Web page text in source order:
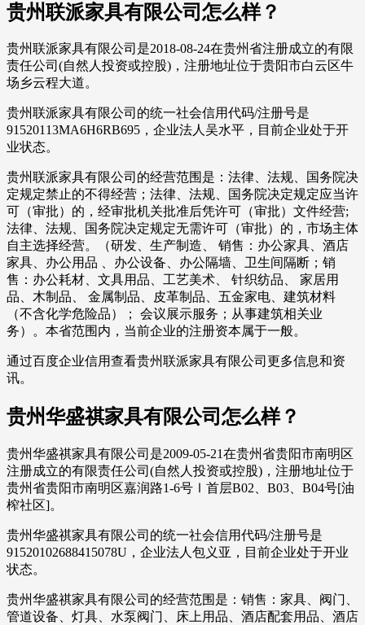
贵州联派家具有限公司怎么样？
贵州联派家具有限公司是2018-08-24在贵州省注册成立的有限
责任公司(自然人投资或控股)，注册地址位于贵阳市白云区牛
场乡云程大道。
贵州联派家具有限公司的统一社会信用代码/注册号是
91520113MA6H6RB695，企业法人吴水平，目前企业处于开
业状态。
贵州联派家具有限公司的经营范围是：法律、法规、国务院决
定规定禁止的不得经营；法律、法规、国务院决定规定应当许
可（审批）的，经审批机关批准后凭许可（审批）文件经营;
法律、法规、国务院决定规定无需许可（审批）的，市场主体
自主选择经营。（研发、生产制造、 销售：办公家具、酒店
家具、办公用品 、办公设备、办公隔墙、卫生间隔断；销
售：办公耗材、文具用品、工艺美术、 针织纺品、 家居用
品、木制品、 金属制品、皮革制品、五金家电、建筑材料
（不含化学危险品）； 会议展示服务；从事建筑相关业
务）。本省范围内，当前企业的注册资本属于一般。
通过百度企业信用查看贵州联派家具有限公司更多信息和资
讯。
贵州华盛祺家具有限公司怎么样？
贵州华盛祺家具有限公司是2009-05-21在贵州省贵阳市南明区
注册成立的有限责任公司(自然人投资或控股)，注册地址位于
贵州省贵阳市南明区嘉润路1-6号Ⅰ首层B02、B03、B04号[油
榨社区]。
贵州华盛祺家具有限公司的统一社会信用代码/注册号是
91520102688415078U，企业法人包义亚，目前企业处于开业
状态。
贵州华盛祺家具有限公司的经营范围是：销售：家具、阀门、
管道设备、灯具、水泵阀门、床上用品、酒店配套用品、酒店